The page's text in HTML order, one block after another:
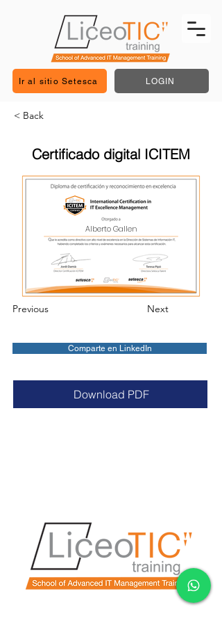
Ir al sitio Setesca LOGIN
< Back
Certificado digital ICITEM
Alberto Gallen
Previous Next
Comparte en LinkedIn
Download PDF